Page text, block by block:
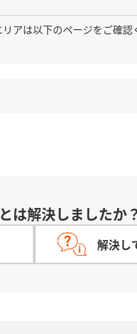
アは以下のページをご確認
は解決しましたか
解決し